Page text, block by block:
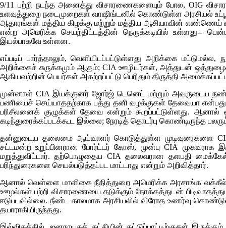
9/11 பற்றி நடந்த அனைத்து விசாரணைகளையும் போல, OIG
உளவுத்துறை நடைமுறைகள் வாஷிங்டனில் கொண்டுள்ள அரசியல்
ஆதாரங்கள் மத்திய கிழக்கு மற்றும் மத்திய ஆசியாவின் எண்ணெய்
என்ற அமெரிக்க செயற்திட்டத்தின் நெருக்கடியில் உள்ளது--
இயல்பாகவே உள்ளன.
எப்படிப் பார்த்தாலும், வெளியிடப்பட்டுள்ளது அறிக்கை
அறிக்கைச் சுருக்கமும் ஆகும்;CIAஊழியர்கள், அத்துடன்
ஆகியவற்றின் பெயர்கள் அகற்றப்பட்டு பெரிதும் திருத்தி
முன்னாள் CIA இயக்குனர் ஜோர்ஜ் டெனெட் மற்றும் அவருடைய
பணியைச் செய்யாததற்காக பத்து தனி வழக்குகள் தேவையா என்பது
பரிசீலனைக் குழுக்கள் தேவை என்றும் கூறப்பட்டுள்ளது. ஆனால்
கடிந்துரைக்கப்படக்கூட இல்லை; நேரடித் தொடர்பு கொண்டிருந்த
தன்னுடைய தலைமை ஆய்வாளர் கொடுத்துள்ள முடிவுரைகளை
சட்டமன்ற உறுப்பினரான போர்ட்டர் கோஸ், முன்புCIA
முகவராக
மறுத்துவிட்டார். தற்பொழுதைய CIA தலைவரான தளபதி மைக்கேல்
பரிந்துரைகளை செயல்படுத்தப்பட மாட்டாது என்றும் அறிவித்தார்.
ஆனால் வெள்ளை மாளிகை நீதித்துறை அமெரிக்க அரசாங்க
ஊழல்கள் பற்றி விசாரணையை தடுக்கும் நோக்கத்துடன்
ஈடுபடவில்லை. நீண்ட காலமாக அரசியலில் விரோத உணர்வு
தயாராகியிருந்தது.